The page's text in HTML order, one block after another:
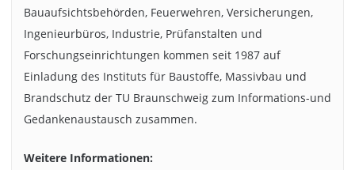
Bauaufsichtsbehörden, Feuerwehren, Versicherungen,
Ingenieurbüros, Industrie, Prüfanstalten und
Forschungseinrichtungen kommen seit 1987 auf
Einladung des Instituts für Baustoffe, Massivbau und
Brandschutz der TU Braunschweig zum Informations-und
Gedankenaustausch zusammen.
Weitere Informationen: